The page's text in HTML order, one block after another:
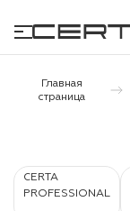
и дачи
Главная
страница
CERTA
PROFESSIONAL